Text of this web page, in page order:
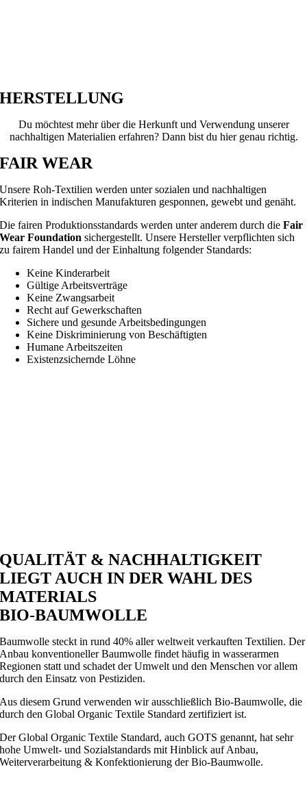
HERSTELLUNG
Du möchtest mehr über die Herkunft und Verwendung unserer
nachhaltigen Materialien erfahren? Dann bist du hier genau richtig.
FAIR WEAR
Unsere Roh-Textilien werden unter sozialen und nachhaltigen
Kriterien in indischen Manufakturen gesponnen, gewebt und genäht.
Die fairen Produktionsstandards werden unter anderem durch dieFair
Wear Foundation sichergestellt. Unsere Hersteller verpflichten sich
zu fairem Handel und der Einhaltung folgender Standards:
Keine Kinderarbeit
Gültige Arbeitsverträge
Keine Zwangsarbeit
Recht auf Gewerkschaften
Sichere und gesunde Arbeitsbedingungen
Keine Diskriminierung von Beschäftigten
Humane Arbeitszeiten
Existenzsichernde Löhne
QUALITÄT & NACHHALTIGKEIT
LIEGT AUCH IN DER WAHL DES
MATERIALS
BIO-BAUMWOLLE
Baumwolle steckt in rund 40% aller weltweit verkauften Textilien. Der
Anbau konventioneller Baumwolle findet häufig in wasserarmen
Regionen statt und schadet der Umwelt und den Menschen vor allem
durch den Einsatz von Pestiziden.
Aus diesem Grund verwenden wir ausschließlich Bio-Baumwolle, die
durch den Global Organic Textile Standard zertifiziert ist.
Der Global Organic Textile Standard, auch GOTS genannt, hat sehr
hohe Umwelt- und Sozialstandards mit Hinblick auf Anbau,
Weiterverarbeitung & Konfektionierung der Bio-Baumwolle.